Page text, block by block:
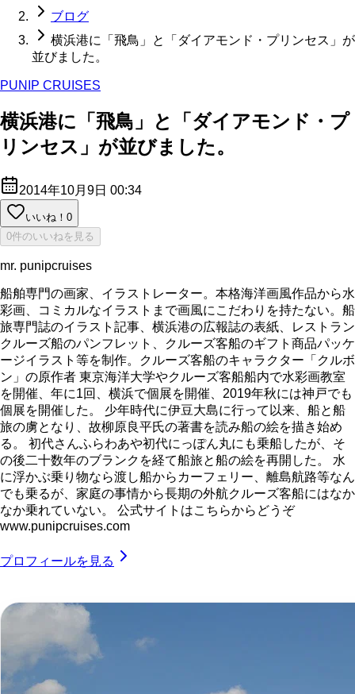
ブログ
横浜港に「飛鳥」と「ダイアモンド・プリンセス」が
並びました。
PUNIP CRUISES
横浜港に「飛鳥」と「ダイアモンド・プ
リンセス」が並びました。
2014年10月9日 00:34
いいね！ 0
0件のいいねを見る
mr. punipcruises
船舶専門の画家、イラストレーター。本格海洋画風作品から水
彩画、コミカルなイラストまで画風にこだわりを持たない。船
旅専門誌のイラスト記事、横浜港の広報誌の表紙、レストラン
クルーズ船のパンフレット、クルーズ客船のギフト商品パッケ
ージイラスト等を制作。クルーズ客船のキャラクター「クルボ
ン」の原作者 東京海洋大学やクルーズ客船船内で水彩画教室
を開催、年に1回、横浜で個展を開催、2019年秋には神戸でも
個展を開催した。 少年時代に伊豆大島に行って以来、船と船
旅の虜となり、故柳原良平氏の著書を読み船の絵を描き始め
る。 初代さんふらわあや初代にっぽん丸にも乗船したが、そ
の後二十数年のブランクを経て船旅と船の絵を再開した。 水
に浮かぶ乗り物なら渡し船からカーフェリー、離島航路等なん
でも乗るが、家庭の事情から長期の外航クルーズ客船にはなか
なか乗れていない。 公式サイトはこちらからどうぞ
www.punipcruises.com
プロフィールを見る